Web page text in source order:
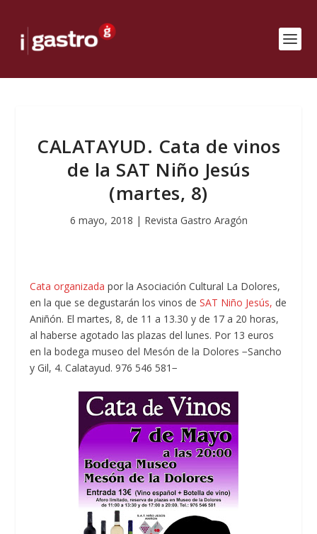
CALATAYUD. Cata de vinos
de la SAT Niño Jesús
(martes, 8)
6 mayo, 2018 | Revista Gastro Aragón
Cata organizada por la Asociación Cultural La Dolores,
en la que se degustarán los vinos deSAT Niño Jesús, de
Aniñón. El martes, 8, de 11 a 13.30 y de 17 a 20 horas,
al haberse agotado las plazas del lunes. Por 13 euros
en la bodega museo del Mesón de la Dolores −Sancho
y Gil, 4. Calatayud. 976 546 581−